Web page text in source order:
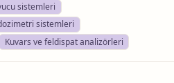
sistemleri
sistemleri
Kuvars ve feldispat analizörleri